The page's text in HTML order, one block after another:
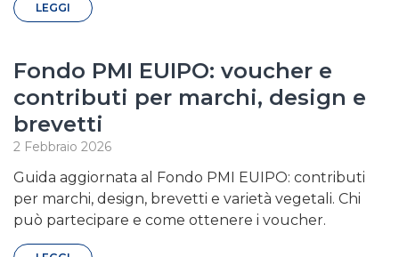
LEGGI
Fondo PMI EUIPO: voucher e
contributi per marchi, design e
brevetti
2 Febbraio 2026
Guida aggiornata al Fondo PMI EUIPO: contributi
per marchi, design, brevetti e varietà vegetali. Chi
può partecipare e come ottenere i voucher.